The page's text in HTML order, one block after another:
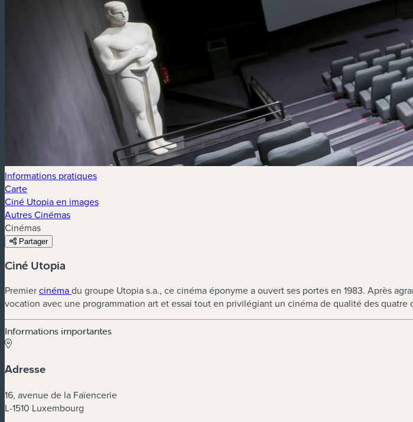
Informations pratiques
Carte
Ciné Utopia en images
Autres Cinémas
Cinémas
Partager
Ciné Utopia
Premiercinémadu groupe Utopia s.a., ce cinéma éponyme a ouvert ses portes en 1983. Après
vocation avec une programmation art et essai tout en privilégiant un cinéma de qualité des quatre
Informations importantes
Adresse
16, avenue de la Faïencerie
L-1510 Luxembourg